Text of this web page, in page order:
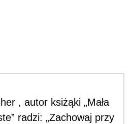
, autor ksiżąki „Mała
radzi: „Zachowaj przy